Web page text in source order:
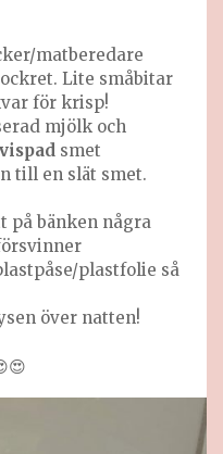
matberedare
Lite småbitar
för krisp!
mjölk och
smet
till en slät smet.
på bänken några
plastfolie så
över natten!